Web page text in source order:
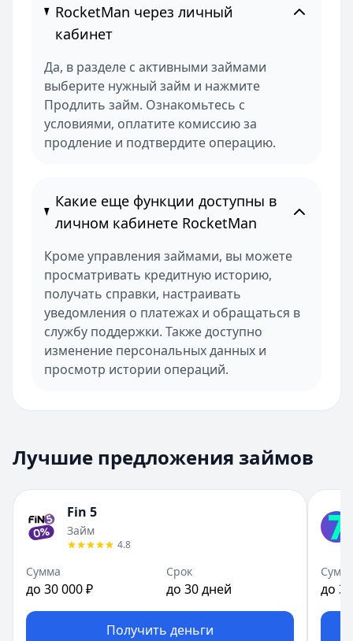
RocketMan через личный
кабинет
Да, в разделе с активными займами
выберите нужный займ и нажмите
Продлить займ. Ознакомьтесь с
условиями, оплатите комиссию за
продление и подтвердите операцию.
Какие еще функции доступны в
личном кабинете RocketMan
Кроме управления займами, вы можете
просматривать кредитную историю,
получать справки, настраивать
уведомления о платежах и обращаться в
службу поддержки. Также доступно
изменение персональных данных и
просмотр истории операций.
Лучшие предложения займов
Fin 5
Займ
4.8
Сумма
до 30 000 ₽
Срок
до 30 дней
Получить деньги
до